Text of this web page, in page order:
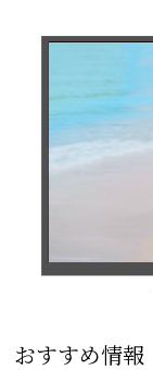
おすすめ情報